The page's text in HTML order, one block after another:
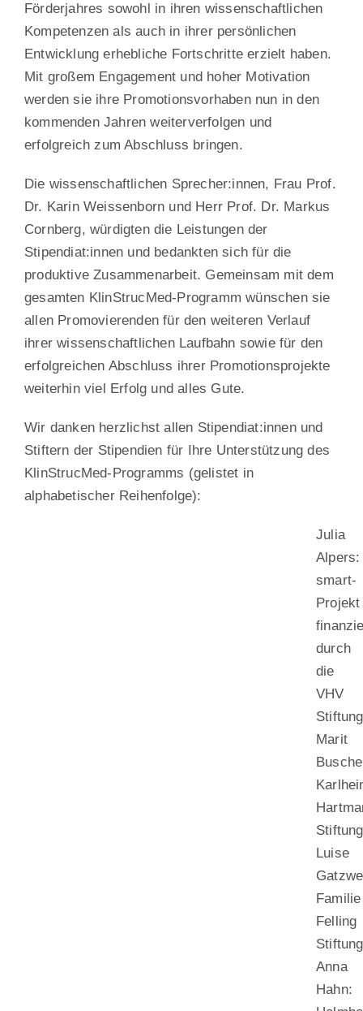
Förderjahres sowohl in ihren wissenschaftlichen
Kompetenzen als auch in ihrer persönlichen
Entwicklung erhebliche Fortschritte erzielt haben.
Mit großem Engagement und hoher Motivation
werden sie ihre Promotionsvorhaben nun in den
kommenden Jahren weiterverfolgen und
erfolgreich zum Abschluss bringen.
Die wissenschaftlichen Sprecher:innen, Frau Prof.
Dr. Karin Weissenborn und Herr Prof. Dr. Markus
Cornberg, würdigten die Leistungen der
Stipendiat:innen und bedankten sich für die
produktive Zusammenarbeit. Gemeinsam mit dem
gesamten KlinStrucMed-Programm wünschen sie
allen Promovierenden für den weiteren Verlauf
ihrer wissenschaftlichen Laufbahn sowie für den
erfolgreichen Abschluss ihrer Promotionsprojekte
weiterhin viel Erfolg und alles Gute.
Wir danken herzlichst allen Stipendiat:innen und
Stiftern der Stipendien für Ihre Unterstützung des
KlinStrucMed-Programms (gelistet in
alphabetischer Reihenfolge):
Julia
Alpers:
smart-
Projekt
durch
die
VHV
Stiftung
Marit
Stiftung
Luise
Familie
Felling
Stiftung
Anna
Hahn: